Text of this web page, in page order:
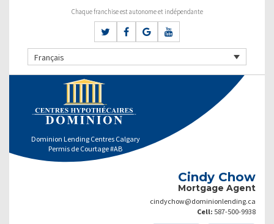
Chaque franchise est autonome et indépendante
Français
Dominion Lending Centres Calgary
Permis de Courtage #AB
Cindy Chow
Mortgage Agent
cindychow@dominionlending.ca
Cell: 587-500-9938